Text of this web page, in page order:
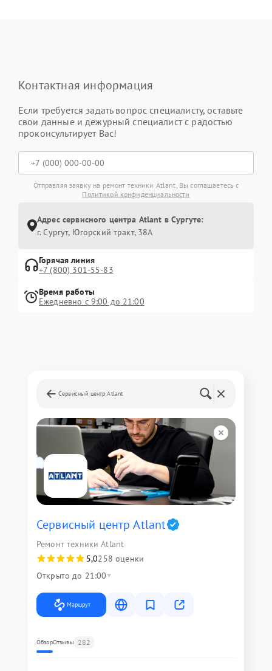
Контактная информация
Если требуется задать вопрос специалисту, оставьте
свои данные и дежурный специалист с радостью
проконсультирует Вас!
Отправляя заявку на ремонт техники Atlant, Вы соглашаетесь с
Политикой конфиденциальности
Адрес сервисного центра Atlant в Сургуте:
г. Сургут, Югорский тракт, 38А
Горячая линия
+7 (800) 301-55-83
Время работы
Ежедневно с 9:00 до 21:00
Сервисный центр Atlant
Сервисный центр Atlant
Ремонт техники Atlant
5,0258 оценки
Открыто до 21:00
Маршрут
ОбзорОтзывы 282